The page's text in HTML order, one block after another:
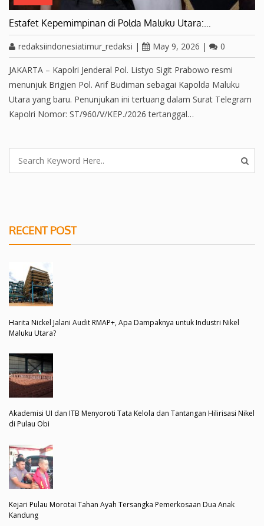
Estafet Kepemimpinan di Polda Maluku Utara:…
redaksiindonesiatimur_redaksi | May 9, 2026 | 0
JAKARTA – Kapolri Jenderal Pol. Listyo Sigit Prabowo resmi
menunjuk Brigjen Pol. Arif Budiman sebagai Kapolda Maluku
Utara yang baru. Penunjukan ini tertuang dalam Surat Telegram
Kapolri Nomor: ST/960/V/KEP./2026 tertanggal…
RECENT POST
Harita Nickel Jalani Audit RMAP+, Apa Dampaknya untuk Industri Nikel
Maluku Utara?
Akademisi UI dan ITB Menyoroti Tata Kelola dan Tantangan Hilirisasi Nikel
di Pulau Obi
Kejari Pulau Morotai Tahan Ayah Tersangka Pemerkosaan Dua Anak
Kandung